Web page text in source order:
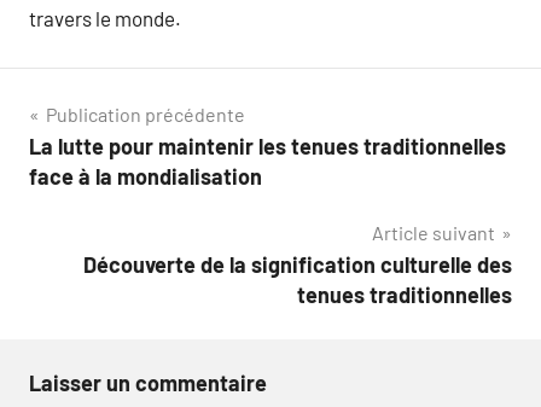
travers le monde.
Navigation
de
Publication précédente
La lutte pour maintenir les tenues traditionnelles
face à la mondialisation
Article suivant
Découverte de la signification culturelle des
tenues traditionnelles
Laisser un commentaire